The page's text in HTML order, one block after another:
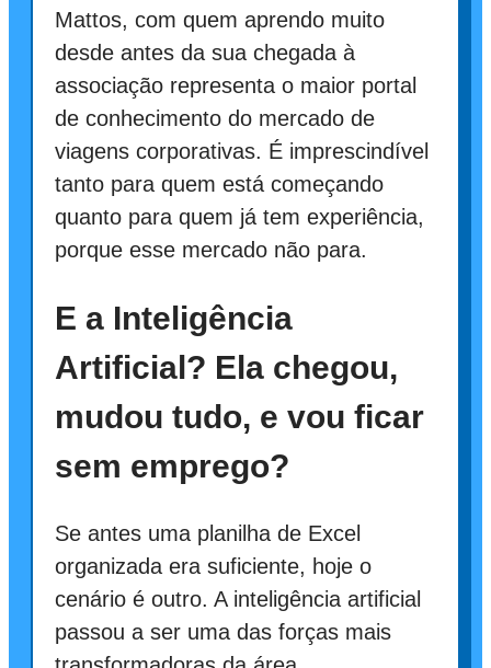
Mattos, com quem aprendo muito
desde antes da sua chegada à
associação representa o maior portal
de conhecimento do mercado de
viagens corporativas. É imprescindível
tanto para quem está começando
quanto para quem já tem experiência,
porque esse mercado não para.
E a Inteligência
Artificial? Ela chegou,
mudou tudo, e vou ficar
sem emprego?
Se antes uma planilha de Excel
organizada era suficiente, hoje o
cenário é outro. A inteligência artificial
passou a ser uma das forças mais